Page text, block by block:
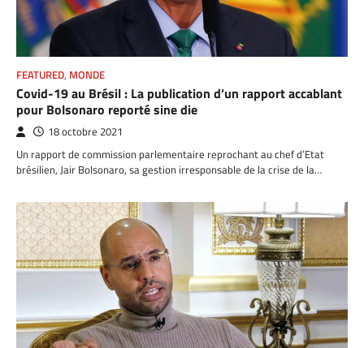
FEATURED, MONDE
Covid-19 au Brésil : La publication d’un rapport accablant
pour Bolsonaro reporté sine die
18 octobre 2021
Un rapport de commission parlementaire reprochant au chef d’Etat
brésilien, Jair Bolsonaro, sa gestion irresponsable de la crise de la…